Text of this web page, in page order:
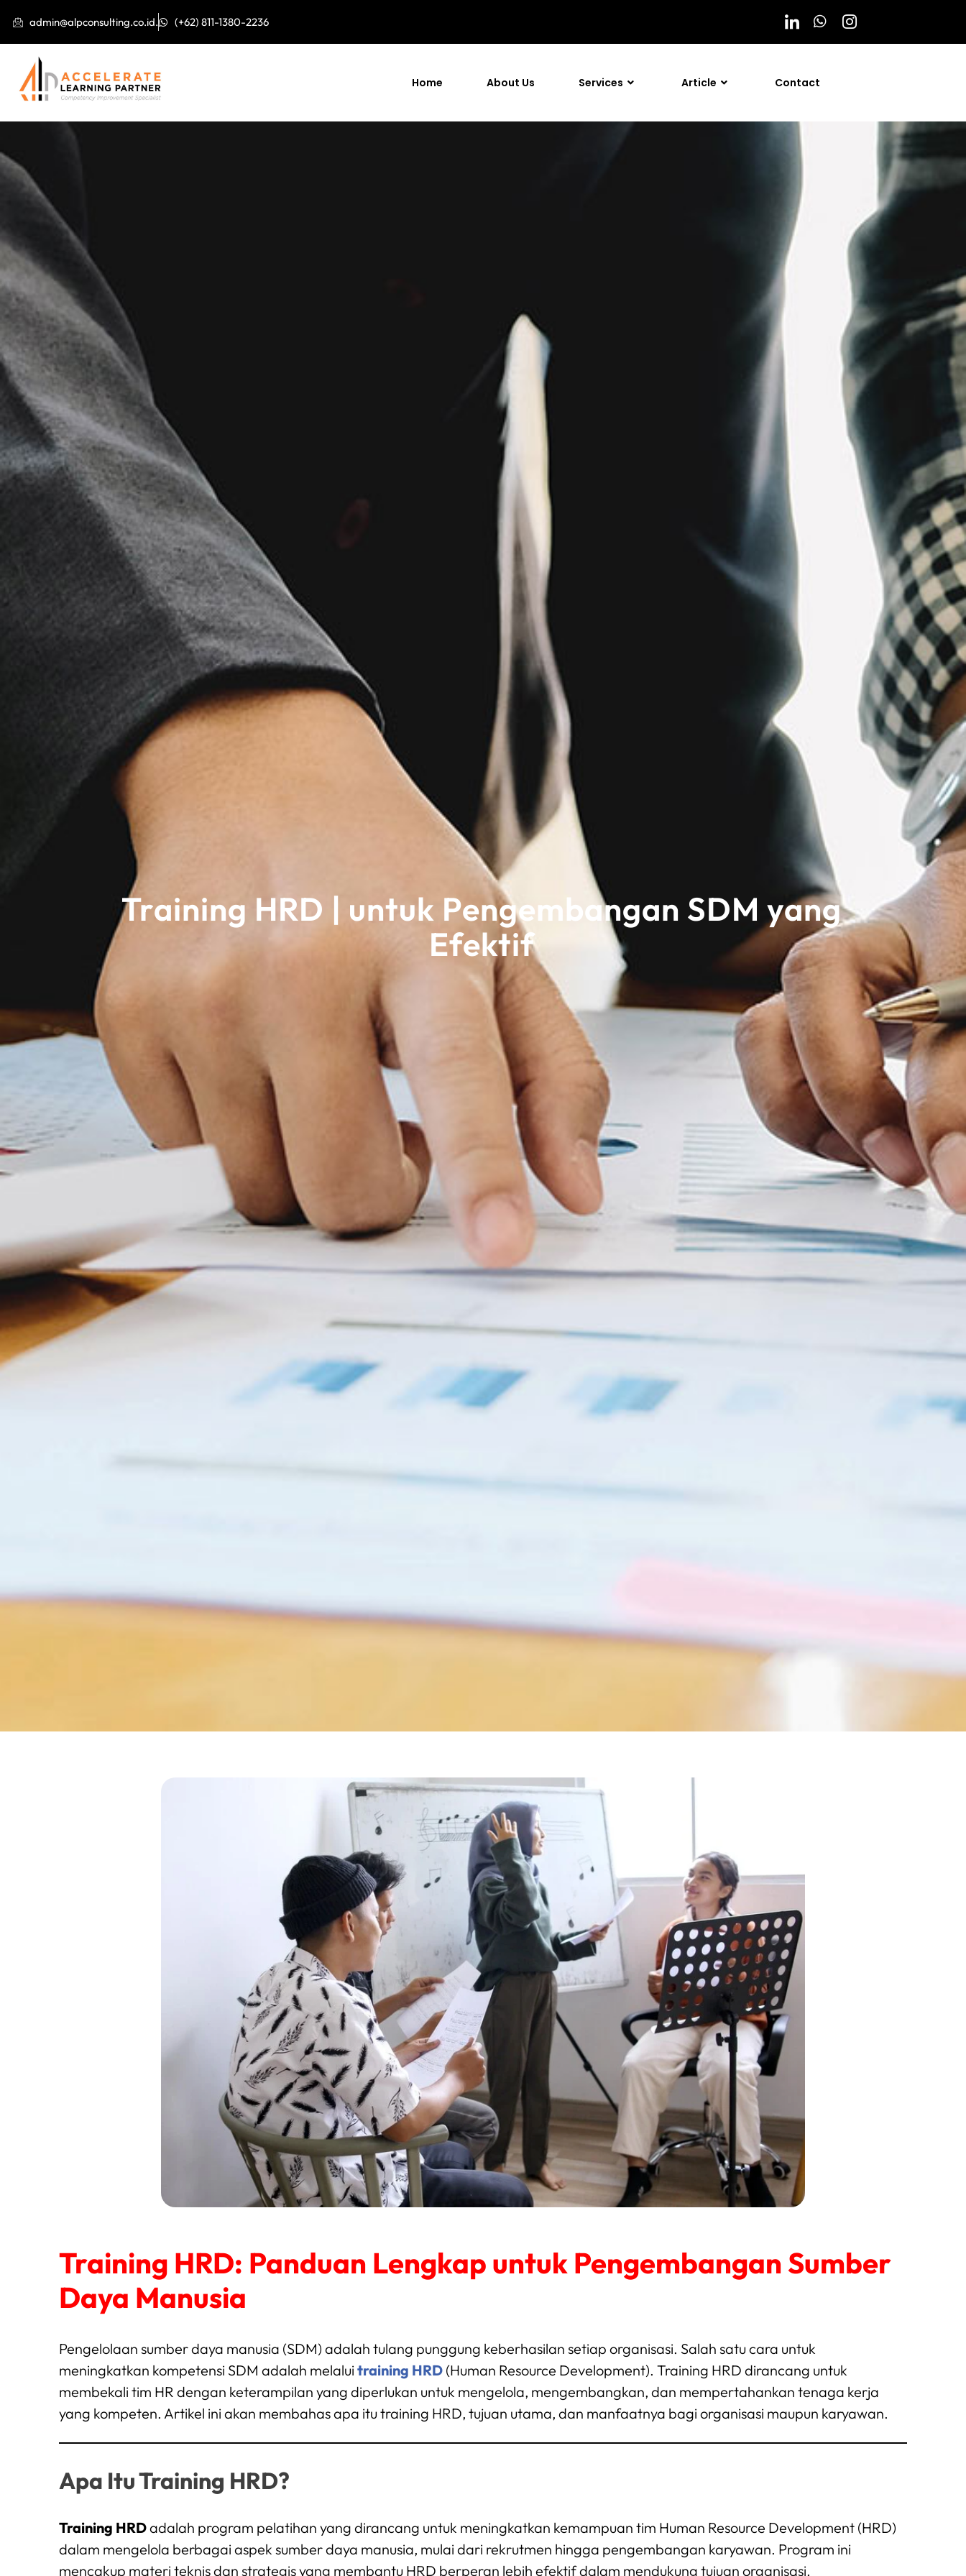
admin@alpconsulting.co.id. (+62) 811-1380-2236
Home About Us Services Article Contact
Training HRD | untuk Pengembangan SDM yang
Efektif
Training HRD: Panduan Lengkap untuk Pengembangan Sumber
Daya Manusia
Pengelolaan sumber daya manusia (SDM) adalah tulang punggung keberhasilan setiap organisasi. Salah satu cara untuk
meningkatkan kompetensi SDM adalah melalui training HRD (Human Resource Development). Training HRD dirancang untuk
membekali tim HR dengan keterampilan yang diperlukan untuk mengelola, mengembangkan, dan mempertahankan tenaga kerja
yang kompeten. Artikel ini akan membahas apa itu training HRD, tujuan utama, dan manfaatnya bagi organisasi maupun karyawan.
Apa Itu Training HRD?
Training HRDadalah program pelatihan yang dirancang untuk meningkatkan kemampuan tim Human Resource Development (HRD)
dalam mengelola berbagai aspek sumber daya manusia, mulai dari rekrutmen hingga pengembangan karyawan. Program ini
mencakup materi teknis dan strategis yang membantu HRD berperan lebih efektif dalam mendukung tujuan organisasi.